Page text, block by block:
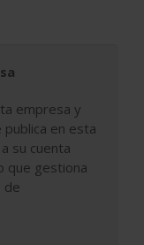
empresa y
en esta
su cuenta
que gestiona
de